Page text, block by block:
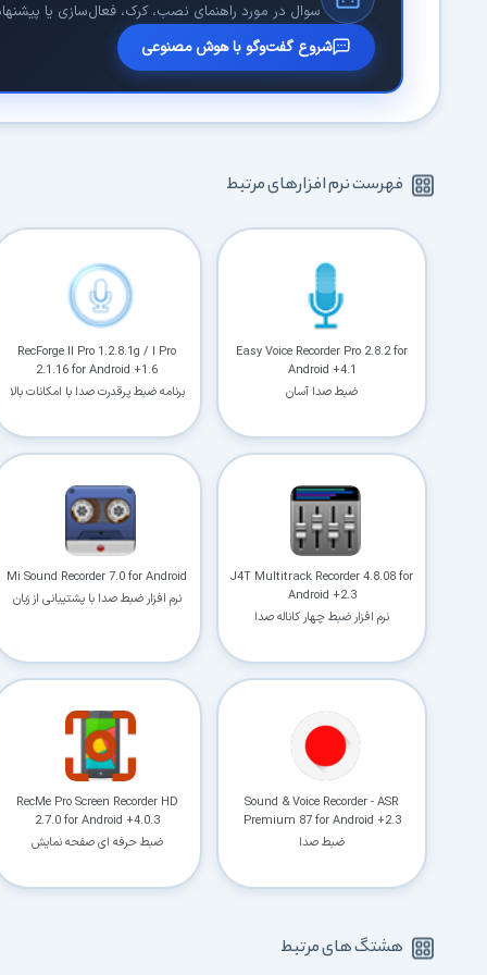
سوال در مورد راهنمای نصب، کرک، فعال‌سازی یا
شروع گفت‌وگو با هوش مصنوعی
فهرست نرم افزارهای مرتبط
Easy Voice Recorder Pro 2.8.2 for
Android +4.1
ضبط صدا آسان
RecForge II Pro 1.2.8.1g / I Pro
2.1.16 for Android +1.6
برنامه ضبط پرقدرت صدا با امکانات بالا
J4T Multitrack Recorder 4.8.08 for
Android +2.3
نرم افزار ضبط چهار کاناله صدا
Mi Sound Recorder 7.0 for Android
نرم افزار ضبط صدا با پشتیبانی از زبان
Sound & Voice Recorder - ASR
Premium 87 for Android +2.3
ضبط صدا
RecMe Pro Screen Recorder HD
2.7.0 for Android +4.0.3
ضبط حرفه ای صفحه نمایش
هشتگ های مرتبط